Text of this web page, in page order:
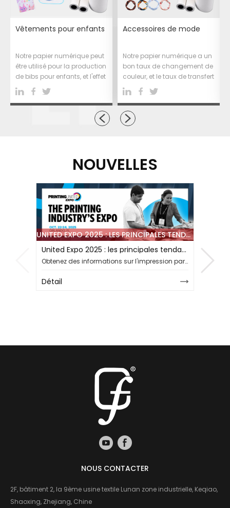
Vêtements pour enfants
Notre papier numérique peut
être utilisé pour la production
de bibs pour enfants, et l'effet
imprimé est vive et populaire
chez les enfants. ..
Accessoires de mode
Notre papier numérique a un
bon taux de changement de
couleur, et le taux de transfert
peut atteindre plus de 95%. ..
NOUVELLES
UNITED EXPO 2025 : LES PRINCIPALES TENDANCES DE L’IMPRESSION À SUBLIMATION
United Expo 2025 : les principales tendances de l’impression à sublimation
Obtenez des informations sur l'impression par sublimation à PRINTING United Expo 2025, des nouvelles encres aux solutions de papier de transfert efficaces.
Détail
NOUS CONTACTER
2F, bâtiment 2, la 9ème usine textile Lunan zone industrielle, Keqiao,
Shaoxing, Zhejiang, Chine